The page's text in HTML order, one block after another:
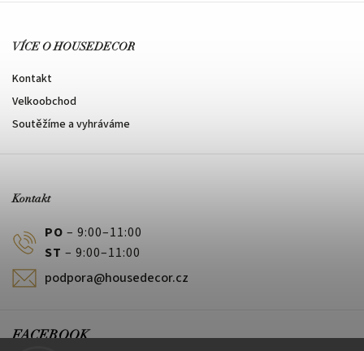
VÍCE O HOUSEDECOR
Kontakt
Velkoobchod
Soutěžíme a vyhráváme
Kontakt
PO – 9:00–11:00
ST – 9:00–11:00
podpora@housedecor.cz
FACEBOOK